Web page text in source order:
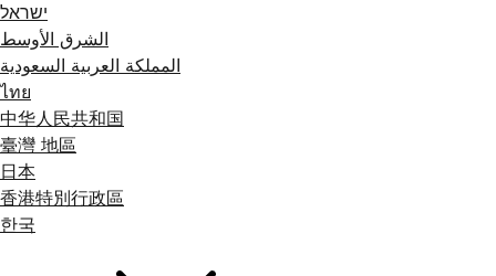
ישראל
الشرق الأوسط
المملكة العربية السعودية
ไทย
中华人民共和国
臺灣 地區
日本
香港特別行政區
한국